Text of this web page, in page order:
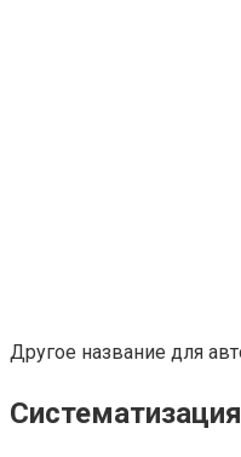
Другое название для
Систематизация